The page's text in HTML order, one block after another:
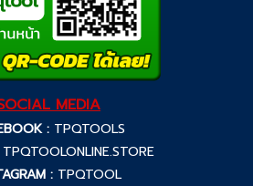
MEDIA
: TPQTOOLS
TPQTOOLONLINE.STORE
: TPQTOOL